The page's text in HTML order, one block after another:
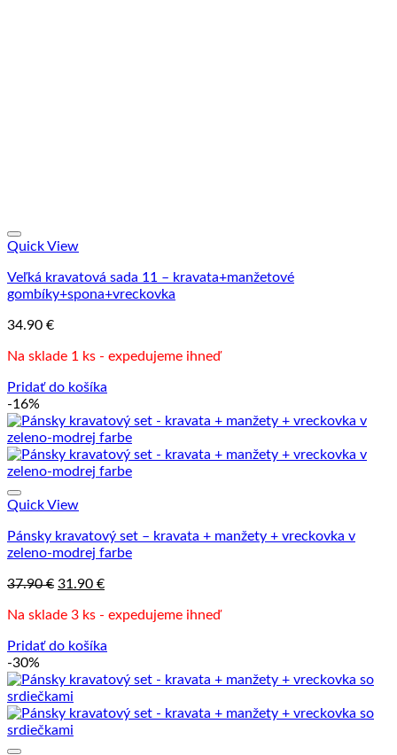
Quick View
Veľká kravatová sada 11 – kravata+manžetové
gombíky+spona+vreckovka
34.90 €
Na sklade 1 ks - expedujeme ihneď
Pridať do košíka
-16%
Quick View
Pánsky kravatový set – kravata + manžety + vreckovka v
zeleno-modrej farbe
37.90€ Pôvodná
bola:
31.90 €Aktuálna
je:
Na sklade 3 ks - expedujeme ihneď
Pridať do košíka
-30%